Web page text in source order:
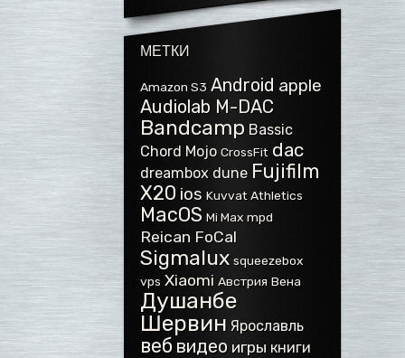
МЕТКИ
Amazon S3 Android apple
Audiolab M-DAC
Bandcamp Bassic
Chord Mojo CrossFit dac
dreambox dune Fujifilm
X20 ios Kuvvat Athletics
MacOS Mi Max mpd
Reican FoCal
Sigmalux squeezebox
vps Xiaomi Австрия Вена
Душанбе
Шервин Ярославль
веб видео игры книги